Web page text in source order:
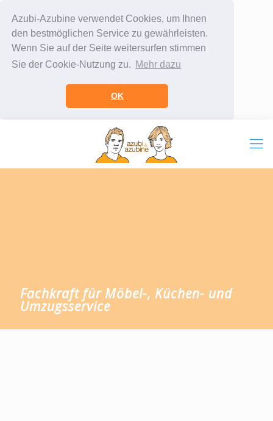
Azubi-Azubine verwendet Cookies, um Ihnen
den bestmöglichen Service zu gewährleisten.
Wenn Sie auf der Seite weitersurfen stimmen
Sie der Cookie-Nutzung zu. Mehr dazu
OK
Fachkraft für Möbel-, Küchen- und
Umzugsservice